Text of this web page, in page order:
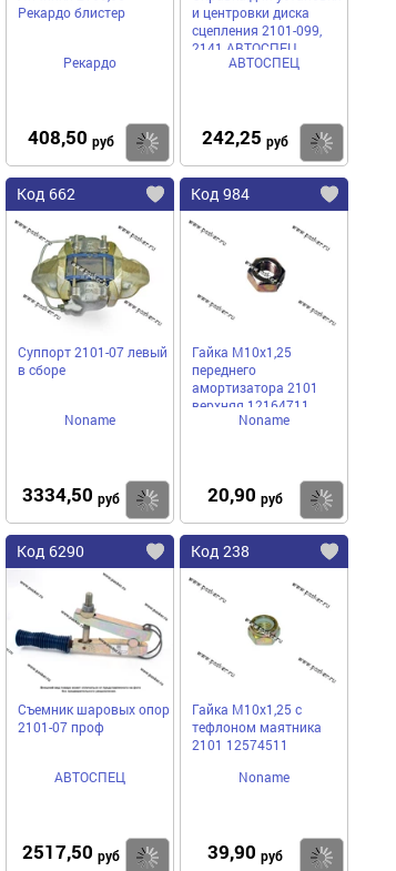
Рекардо блистер
Рекардо
408,50 руб Купить
и центровки диска
сцепления 2101-099,
2141 АВТОСПЕЦ
АВТОСПЕЦ
242,25 руб
Код 662
Суппорт 2101-07 левый
в сборе
Noname
3334,50 руб Купить
Код 984
Гайка М10х1,25
переднего
амортизатора 2101
верхняя 12164711
Noname
20,90 руб
Код 6290
Съемник шаровых опор
2101-07 проф
АВТОСПЕЦ
2517,50 руб Купить
Код 238
Гайка М10х1,25 с
тефлоном маятника
2101 12574511
Noname
39,90 руб